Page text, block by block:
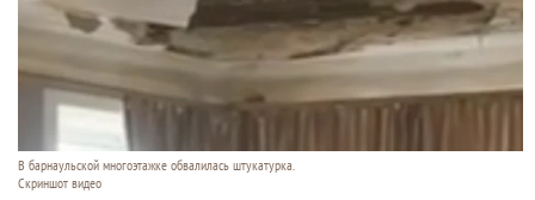
В барнаульской многоэтажке обвалилась штукатурка.
Скриншот видео